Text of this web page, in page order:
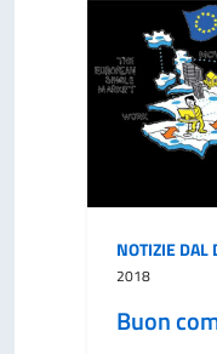
NOTIZIE DAL
2018
Buon